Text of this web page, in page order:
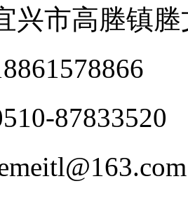
兴市高塍镇塍
87833520